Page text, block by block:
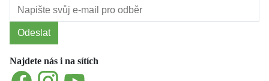
Odeslat
Najdete nás i na sítích
FacebookInstagramYouTube